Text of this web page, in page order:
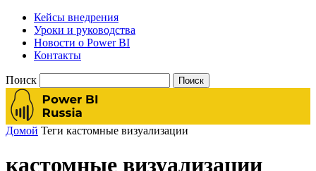
Кейсы внедрения
Уроки и руководства
Новости о Power BI
Контакты
Поиск
Домой Теги кастомные визуализации
кастомные визуализации